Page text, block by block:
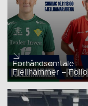
Forhåndsomtale
Fjellhammer – Follo